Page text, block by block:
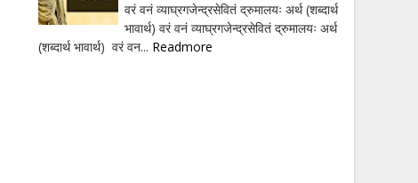
वरं वनं व्याघ्रगजेन्द्रसेवितं द्रुमालयः अर्थ (शब्दार्थ
भावार्थ) वरं वनं व्याघ्रगजेन्द्रसेवितं द्रुमालयः अर्थ
(शब्दार्थ भावार्थ) वरं वन... Readmore